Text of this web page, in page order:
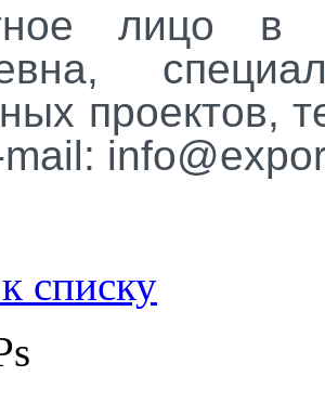
лицо
проектов,
mail:
списку